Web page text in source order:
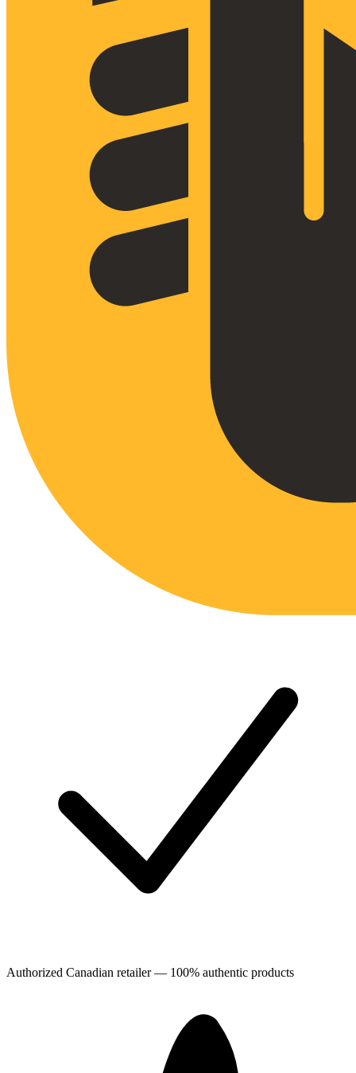
Authorized Canadian retailer — 100% authentic products